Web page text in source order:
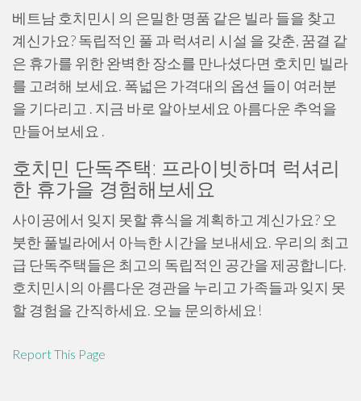
베트남 호치민시 의 은밀한 명품 같은 빌라 들을 찾고
계신가요? 독립적인 풀 과 럭셔리 시설 을 갖춘, 꿈결 같
은 휴가를 위한 완벽한 장소를 만나셨다면 호치민 빌라
를 고려해 보세요. 폭넓은 가격대의 옵션 들이 여러분
을 기다리고 . 지금 바로 알아보세요 아름다운 추억을
만들어보세요 .
호치민 단독주택: 프라이빗하며 럭셔리
한 휴가을 경험해보세요
사이공에서 잊지 못할 휴식을 계획하고 계신가요? 오
붓한 풀빌라에서 아늑한 시간을 보내세요. 우리의 최고
급 단독주택들은 최고의 독립적인 공간을 제공합니다.
호치민시의 아름다운 경관을 누리고 가족들과 잊지 못
할 경험을 간직하세요. 오늘 문의하세요!
Report This Page